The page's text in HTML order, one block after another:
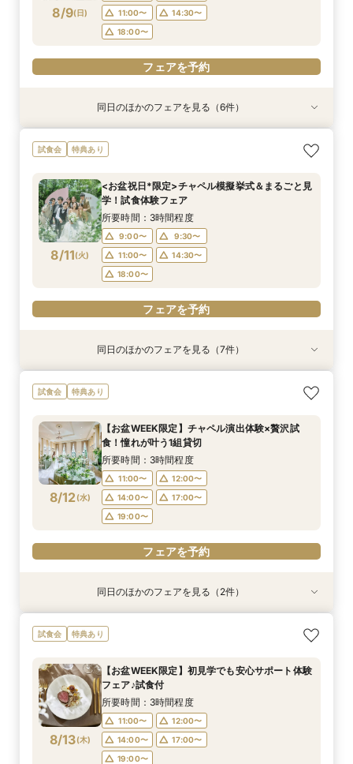
8/9(日)
11:00〜
14:30〜
18:00〜
フェアを予約
特典あり
8/9(日)
「即決ナシ」予算のリアル大公開！本番コーデ×
人気ドレス優待付
9:00〜
9:30〜
11:00〜
14:30〜
18:00〜
フェアを予約
特典あり
8/9(日)
＜初めての式場見学＞心躍る花嫁の第一歩♪見積
もり相談＆見学会
9:00〜
9:30〜
11:00〜
14:30〜
18:00〜
フェアを予約
8/9(日)
不安解消★予算安心【シンプル婚・パパママ婚】
お見積りサポート相談会
9:00〜
9:30〜
11:00〜
14:30〜
18:00〜
フェアを予約
8/9(日)
知りたい事だけ！60分でも可能【予算・雰囲
気・ドレスなど】何でも相談会
9:00〜
9:30〜
14:30〜
15:00〜
18:00〜
フェアを予約
特典あり
8/9(日)
【大切な家族！ペットと一緒の結婚式】限定特典
♪ペットと相談会
9:00〜
9:30〜
11:00〜
14:30〜
18:00〜
フェアを予約
特典あり
8/9(日)
【2名〜OK*送迎付きで安心】贅沢試食＆少人数
婚相談会
9:00〜
9:30〜
11:00〜
14:30〜
18:00〜
フェアを予約
同日のほかのフェアを見る（6件）
試食会 特典あり
8/11(火)
<お盆祝日*限定>チャペル模擬挙式＆まるごと見
学！試食体験フェア
所要時間：3時間程度
9:00〜
9:30〜
11:00〜
14:30〜
18:00〜
フェアを予約
特典あり 動画あり
8/11(火)
マイナビW予約限定！料理重視★必見【国産牛*
オマール海老*トリュフ】贅沢試食×貸切W
9:00〜
9:30〜
11:00〜
14:30〜
18:00〜
フェアを予約
特典あり
8/11(火)
「即決ナシ」予算のリアル大公開！本番コーデ×
人気ドレス優待付
9:00〜
9:30〜
11:00〜
14:30〜
18:00〜
フェアを予約
8/11(火)
【遠方の方◎オンライン相談会】スマホで簡単！
豪華5大特典付き
10:00〜
12:00〜
13:30〜
16:00〜
17:00〜
フェアを予約
8/11(火)
不安解消★予算安心【シンプル婚・パパママ婚】
お見積りサポート相談会
9:00〜
9:30〜
11:00〜
14:30〜
18:00〜
フェアを予約
8/11(火)
知りたい事だけ！60分でも可能【予算・雰囲
気・ドレスなど】何でも相談会
9:00〜
9:30〜
14:30〜
15:00〜
18:00〜
フェアを予約
特典あり
8/11(火)
【大切な家族！ペットと一緒の結婚式】限定特典
♪ペットと相談会
9:00〜
9:30〜
11:00〜
14:30〜
18:00〜
フェアを予約
特典あり
8/11(火)
【2名〜OK*送迎付きで安心】贅沢試食＆少人数
婚相談会
9:00〜
9:30〜
11:00〜
14:30〜
18:00〜
フェアを予約
同日のほかのフェアを見る（7件）
試食会 特典あり
8/12(水)
【お盆WEEK限定】チャペル演出体験×贅沢試
食！憧れが叶う1組貸切
所要時間：3時間程度
11:00〜
12:00〜
14:00〜
17:00〜
19:00〜
フェアを予約
特典あり
8/12(水)
2名様～少人数プラン【送迎付きで安心】一組貸
切でおススメ♪
12:00〜
15:00〜
17:00〜
18:00〜
フェアを予約
8/12(水)
【遠方の方◎オンライン相談会】スマホで簡単！
豪華5大特典付き
12:00〜
15:00〜
17:00〜
18:00〜
フェアを予約
同日のほかのフェアを見る（2件）
試食会 特典あり
8/13(木)
【お盆WEEK限定】初見学でも安心サポート体験
フェア♪試食付
所要時間：3時間程度
11:00〜
12:00〜
14:00〜
17:00〜
19:00〜